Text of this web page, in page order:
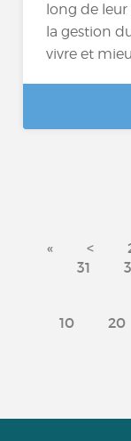
long de leur
la gestion
vivre et
« <
31
10 20